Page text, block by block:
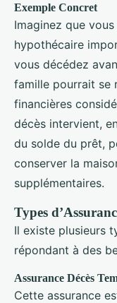
Exemple Concret
Imaginez que
hypothécaire
vous décédez
famille pourrait se
financières
décès intervient,
du solde du prêt,
conserver la
supplémentaires.
Types
Il existe plusieurs
répondant à des
Assurance Décès
Cette assurance